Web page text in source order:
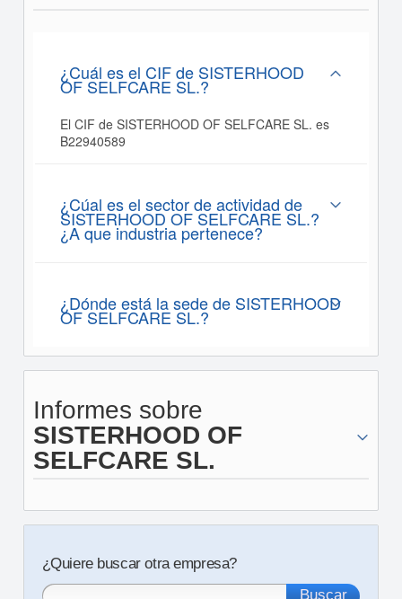
¿Cuál es el CIF de SISTERHOOD
OF SELFCARE SL.?
El CIF de SISTERHOOD OF SELFCARE SL. es
B22940589
¿Cúal es el sector de actividad de
SISTERHOOD OF SELFCARE SL.?
¿A que industria pertenece?
¿Dónde está la sede de SISTERHOOD
OF SELFCARE SL.?
Informes sobre
SISTERHOOD OF
SELFCARE SL.
¿Quiere buscar otra empresa?